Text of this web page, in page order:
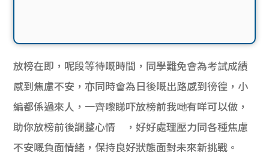
放榜在即，呢段等待嘅時間，同學難免會為考試成績
感到焦慮不安，亦同時會為日後嘅出路感到徬徨，小
編都係過來人，一齊嚟睇吓放榜前我哋有咩可以做，
助你放榜前後調整心情 ，好好處理壓力同各種焦慮
不安嘅負面情緒，保持良好狀態面對未來新挑戰。